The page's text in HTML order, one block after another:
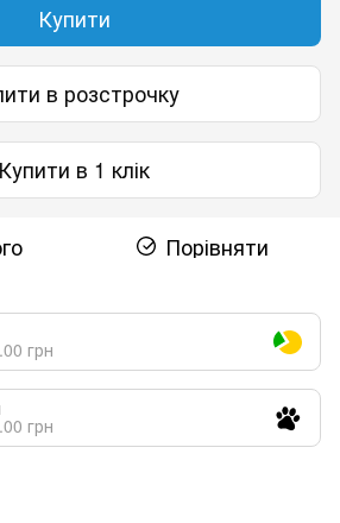
Купити
в розстрочку
Купити в 1 клік
Порівняти
грн
грн